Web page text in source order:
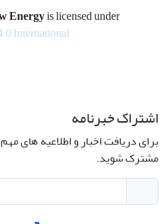
Energyis licensed under
International
اشتراک خبرنامه
برای دریافت اخبار و اطلاعیه های
مشترک شوید.